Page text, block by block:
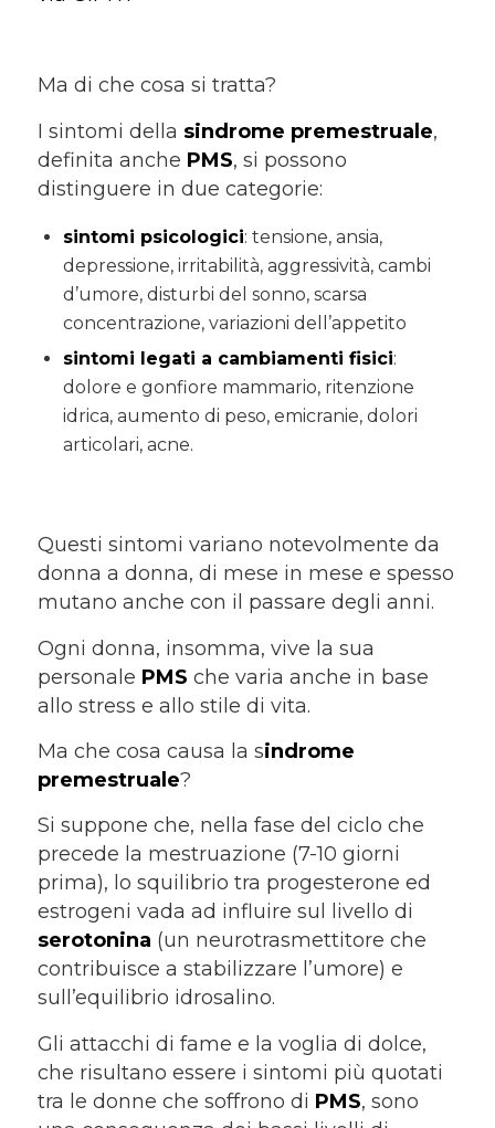
Ma di che cosa si tratta?
I sintomi della sindrome premestruale,
definita anche PMS, si possono
distinguere in due categorie:
sintomi psicologici: tensione, ansia,
depressione, irritabilità, aggressività, cambi
d’umore, disturbi del sonno, scarsa
concentrazione, variazioni dell’appetito
sintomi legati a cambiamenti fisici:
dolore e gonfiore mammario, ritenzione
idrica, aumento di peso, emicranie, dolori
articolari, acne.
Questi sintomi variano notevolmente da
donna a donna, di mese in mese e spesso
mutano anche con il passare degli anni.
Ogni donna, insomma, vive la sua
personale PMS che varia anche in base
allo stress e allo stile di vita.
Ma che cosa causa la sindrome
premestruale?
Si suppone che, nella fase del ciclo che
precede la mestruazione (7-10 giorni
prima), lo squilibrio tra progesterone ed
estrogeni vada ad influire sul livello di
serotonina (un neurotrasmettitore che
contribuisce a stabilizzare l’umore) e
sull’equilibrio idrosalino.
Gli attacchi di fame e la voglia di dolce,
che risultano essere i sintomi più quotati
tra le donne che soffrono di PMS, sono